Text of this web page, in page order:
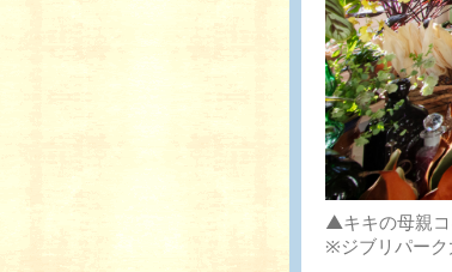
▲キキの母親コ
※ジブリパーク